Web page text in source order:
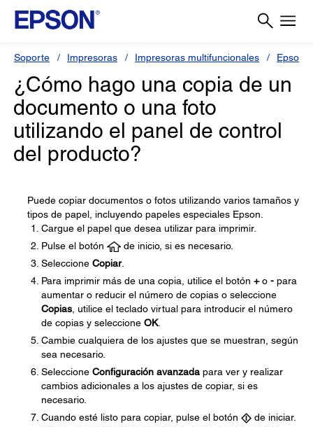
Soporte Impresoras Impresoras multifuncionales Epson L
¿Cómo hago una copia de un
documento o una foto
utilizando el panel de control
del producto?
Puede copiar documentos o fotos utilizando varios tamaños y
tipos de papel, incluyendo papeles especiales Epson.
Cargue el papel que desea utilizar para imprimir.
Pulse el botón
de inicio, si es necesario.
Seleccione Copiar.
Para imprimir más de una copia, utilice el botón +o - para
aumentar o reducir el número de copias o seleccione
Copias , utilice el teclado virtual para introducir el número
de copias y seleccione OK.
Cambie cualquiera de los ajustes que se muestran, según
sea necesario.
Seleccione Configuración avanzada para ver y realizar
cambios adicionales a los ajustes de copiar, si es
necesario.
Cuando esté listo para copiar, pulse el botón
de iniciar.